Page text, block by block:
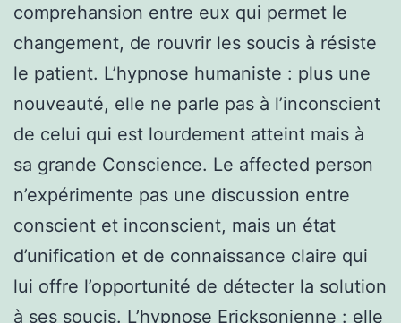
comprehansion entre eux qui permet le
changement, de rouvrir les soucis à résiste
le patient. L’hypnose humaniste : plus une
nouveauté, elle ne parle pas à l’inconscient
de celui qui est lourdement atteint mais à
sa grande Conscience. Le affected person
n’expérimente pas une discussion entre
conscient et inconscient, mais un état
d’unification et de connaissance claire qui
lui offre l’opportunité de détecter la solution
à ses soucis. L’hypnose Ericksonienne : elle